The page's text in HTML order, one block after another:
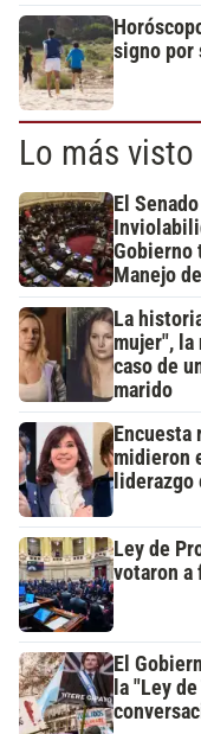
signo por
Lo más visto
El
Gobierno
Manejo
La
mujer", la
caso de
marido
midieron
Ley de
votaron a
El
la "Ley